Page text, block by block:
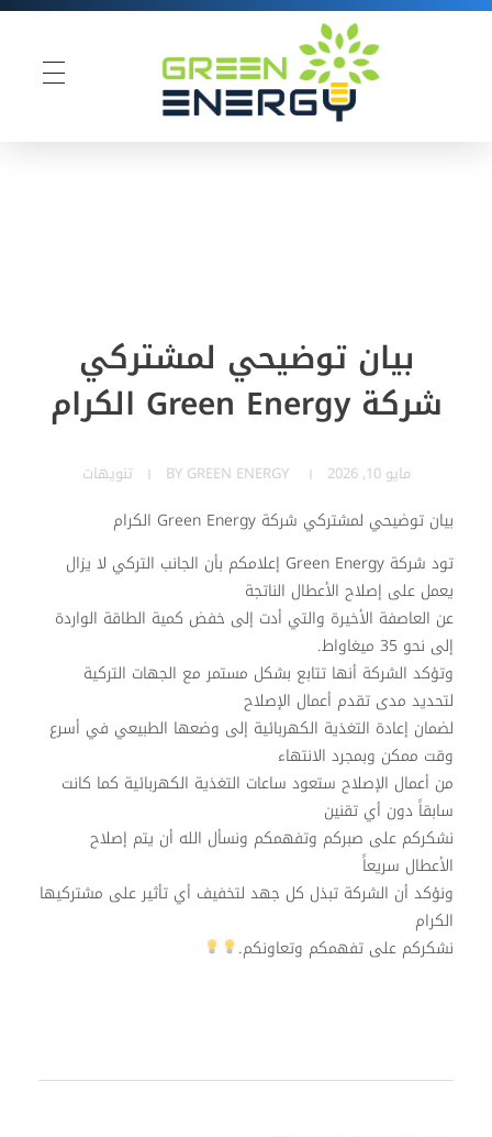
بيان توضيحي لمشتركي
شركة Green Energy الكرام
مايو 10, 2026 BY GREEN ENERGY تنويهات
بيان توضيحي لمشتركي شركة Green Energy الكرام
تود شركة Green Energy إعلامكم بأن الجانب التركي لا يزال
يعمل على إصلاح الأعطال الناتجة
عن العاصفة الأخيرة والتي أدت إلى خفض كمية الطاقة الواردة
إلى نحو 35 ميغاواط.
وتؤكد الشركة أنها تتابع بشكل مستمر مع الجهات التركية
لتحديد مدى تقدم أعمال الإصلاح
لضمان إعادة التغذية الكهربائية إلى وضعها الطبيعي في أسرع
وقت ممكن وبمجرد الانتهاء
من أعمال الإصلاح ستعود ساعات التغذية الكهربائية كما كانت
سابقاً دون أي تقنين
نشكركم على صبركم وتفهمكم ونسأل الله أن يتم إصلاح
الأعطال سريعاً
ونؤكد أن الشركة تبذل كل جهد لتخفيف أي تأثير على مشتركيها
الكرام
نشكركم على تفهمكم وتعاونكم.